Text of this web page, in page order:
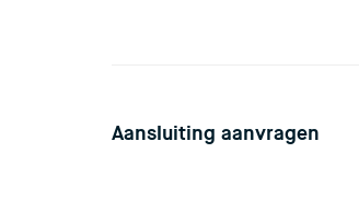
Aansluiting aanvragen